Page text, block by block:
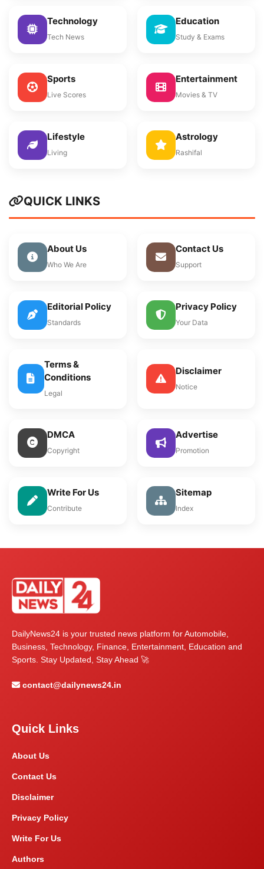
Technology
Tech News
Education
Study & Exams
Sports
Live Scores
Entertainment
Movies & TV
Lifestyle
Living
Astrology
Rashifal
QUICK LINKS
About Us
Who We Are
Contact Us
Support
Editorial Policy
Standards
Privacy Policy
Your Data
Terms &
Conditions
Legal
Disclaimer
Notice
DMCA
Copyright
Advertise
Promotion
Write For Us
Contribute
Sitemap
Index
DailyNews24 is your trusted news platform for Automobile,
Business, Technology, Finance, Entertainment, Education and
Sports. Stay Updated, Stay Ahead 🚀
contact@dailynews24.in
Quick Links
About Us
Contact Us
Disclaimer
Privacy Policy
Write For Us
Authors